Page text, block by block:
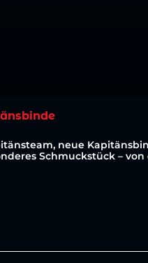
neue
Schmuckstück –